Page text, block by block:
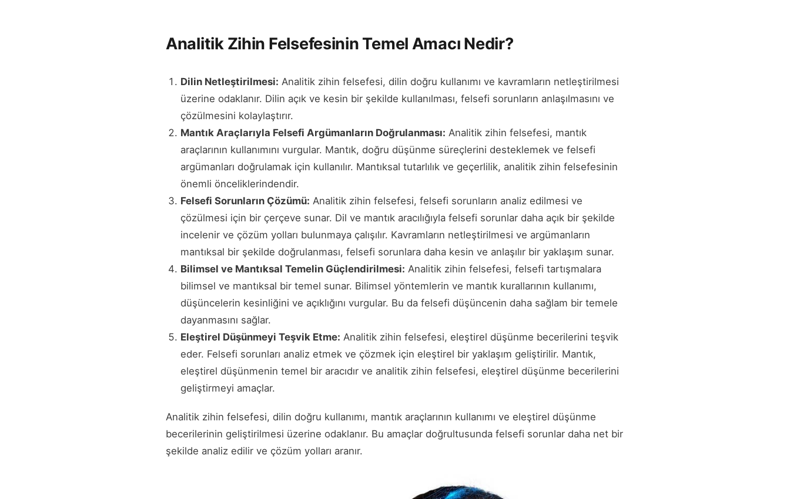
Analitik Zihin Felsefesinin Temel Amacı Nedir?
Dilin Netleştirilmesi: Analitik zihin felsefesi, dilin doğru kullanımı ve kavramların netleştirilmesi
üzerine odaklanır. Dilin açık ve kesin bir şekilde kullanılması, felsefi sorunların anlaşılmasını ve
çözülmesini kolaylaştırır.
Mantık Araçlarıyla Felsefi Argümanların Doğrulanması: Analitik zihin felsefesi, mantık
araçlarının kullanımını vurgular. Mantık, doğru düşünme süreçlerini desteklemek ve felsefi
argümanları doğrulamak için kullanılır. Mantıksal tutarlılık ve geçerlilik, analitik zihin felsefesinin
önemli önceliklerindendir.
Felsefi Sorunların Çözümü: Analitik zihin felsefesi, felsefi sorunların analiz edilmesi ve
çözülmesi için bir çerçeve sunar. Dil ve mantık aracılığıyla felsefi sorunlar daha açık bir şekilde
incelenir ve çözüm yolları bulunmaya çalışılır. Kavramların netleştirilmesi ve argümanların
mantıksal bir şekilde doğrulanması, felsefi sorunlara daha kesin ve anlaşılır bir yaklaşım sunar.
Bilimsel ve Mantıksal Temelin Güçlendirilmesi: Analitik zihin felsefesi, felsefi tartışmalara
bilimsel ve mantıksal bir temel sunar. Bilimsel yöntemlerin ve mantık kurallarının kullanımı,
düşüncelerin kesinliğini ve açıklığını vurgular. Bu da felsefi düşüncenin daha sağlam bir temele
dayanmasını sağlar.
Eleştirel Düşünmeyi Teşvik Etme: Analitik zihin felsefesi, eleştirel düşünme becerilerini teşvik
eder. Felsefi sorunları analiz etmek ve çözmek için eleştirel bir yaklaşım geliştirilir. Mantık,
eleştirel düşünmenin temel bir aracıdır ve analitik zihin felsefesi, eleştirel düşünme becerilerini
geliştirmeyi amaçlar.
Analitik zihin felsefesi, dilin doğru kullanımı, mantık araçlarının kullanımı ve eleştirel düşünme
becerilerinin geliştirilmesi üzerine odaklanır. Bu amaçlar doğrultusunda felsefi sorunlar daha net bir
şekilde analiz edilir ve çözüm yolları aranır.